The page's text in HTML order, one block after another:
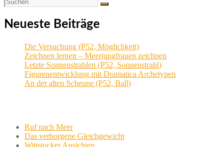
Neueste Beiträge
Die Versuchung (P52, Möglichkeit)
Zeichnen lernen – Meerjungfrauen zeichnen
Letzte Sonnenstrahlen (P52, Sonnenstrahl)
Figurenentwicklung mit Dramatica Archetypen
An der alten Scheune (P52, Ball)
Ruf nach Meer
Das verborgene Gleichgewicht